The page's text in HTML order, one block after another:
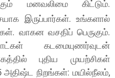
மனவலிமை கிட்டும்.
இருப்பார்கள். உங்களால்
வாகன வசதிப் பெருகும்.
கடமையுணர்வுடன்
புதிய முயற்சிகள்
நிறங்கள்: மயில்நீலம்,